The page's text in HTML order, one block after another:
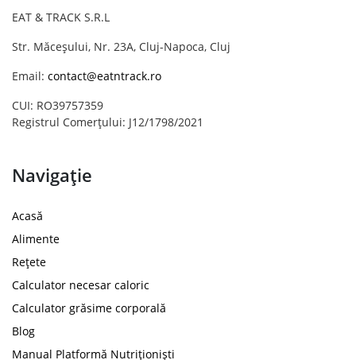
EAT & TRACK S.R.L
Str. Măceșului, Nr. 23A, Cluj-Napoca, Cluj
Email: contact@eatntrack.ro
CUI: RO39757359
Registrul Comerțului: J12/1798/2021
Navigație
Acasă
Alimente
Rețete
Calculator necesar caloric
Calculator grăsime corporală
Blog
Manual Platformă Nutriționiști